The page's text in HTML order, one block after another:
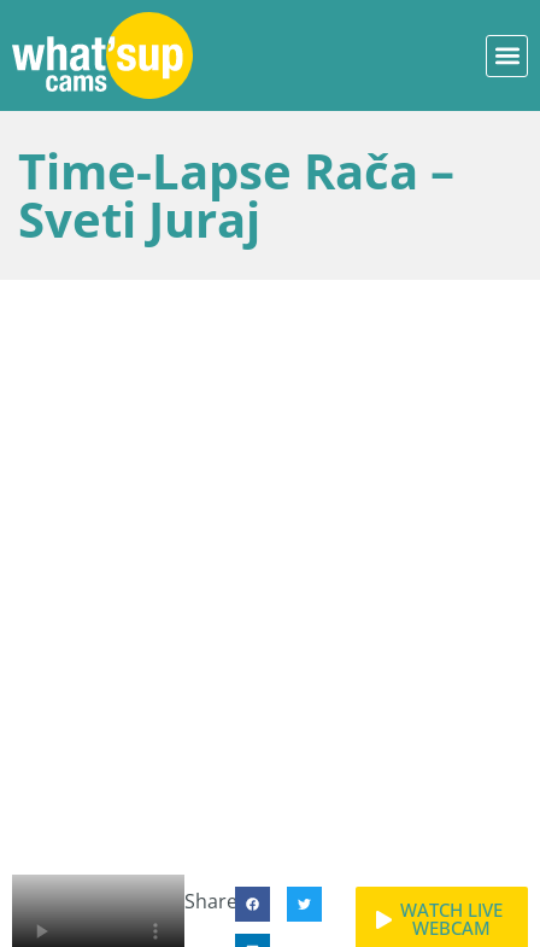
Time-Lapse Rača –
Sveti Juraj
Share: WATCH LIVE
WEBCAM